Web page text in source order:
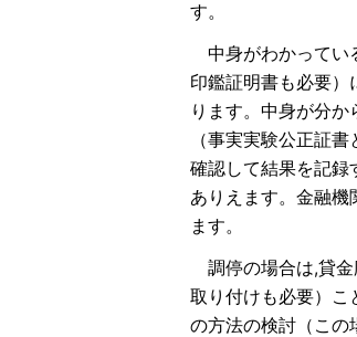
す。
中身がわかってい
印鑑証明書も必要）
ります。中身が分
（事実実験公正証
確認して結果を記録
ありえます。金融機
ます。
調停の場合は,貸金
取り付けも必要）こ
の方法の検討（この